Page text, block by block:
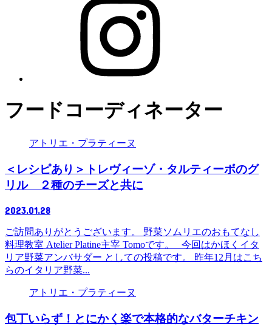
フードコーディネーター
アトリエ・プラティーヌ
＜レシピあり＞トレヴィーゾ・タルティーボのグ
リル ２種のチーズと共に
2023.01.28
ご訪問ありがとうございます。 野菜ソムリエのおもてなし
料理教室 Atelier Platine主宰 Tomoです。 今回はかほくイタ
リア野菜アンバサダー としての投稿です。 昨年12月はこち
らのイタリア野菜...
アトリエ・プラティーヌ
包丁いらず！とにかく楽で本格的なバターチキン